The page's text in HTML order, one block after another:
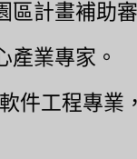
區計畫補助
產業專家。
軟件工程專業